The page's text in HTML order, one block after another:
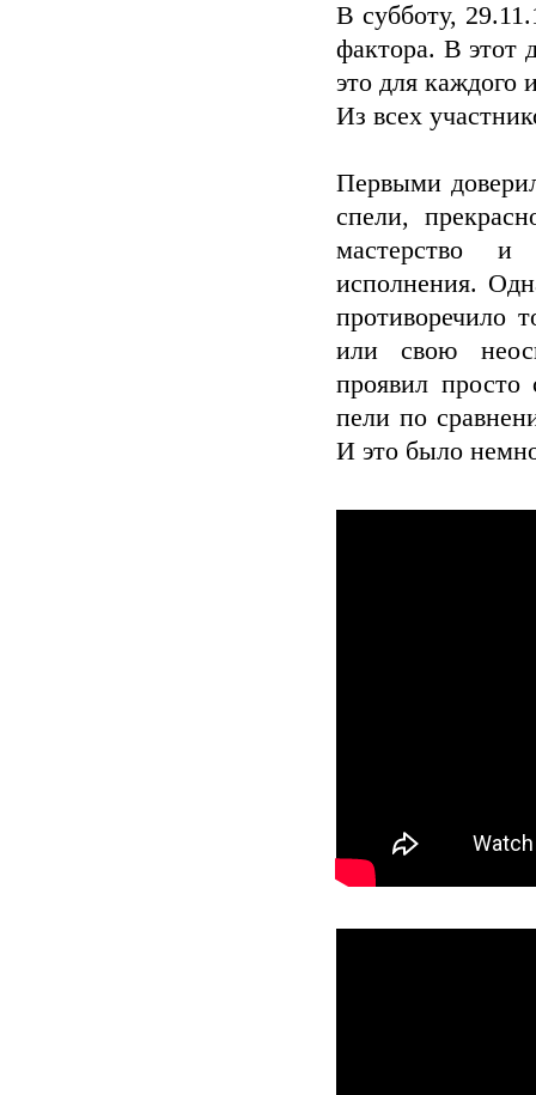
В субботу,
фактора. В этот
это для каждого
Из всех
Первыми
спели,
мастерство и
исполнения.
противоречило
или свою
проявил
пели по
И это было